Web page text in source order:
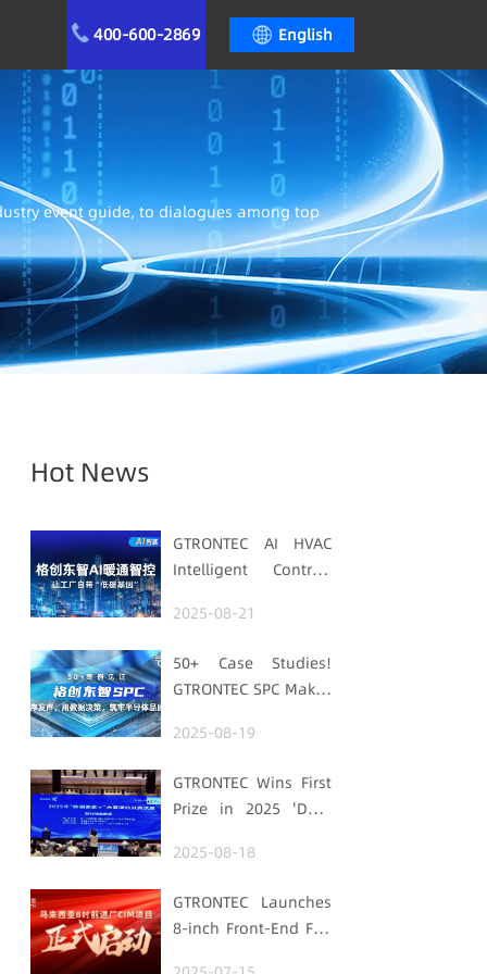
English
400-600-2869
event guide, to dialogues among top
Hot News
GTRONTEC AI HVAC
Intelligent Control:
with "Low-Carbon
2025-08-21
50+ Case Studies!
GTRONTEC SPC Makes
Uses Data for
Strengthens
Semiconductor
Quality Foundation
2025-08-19
GTRONTEC Wins First
Prize in 2025 'Data
Smart Manufacturing
2025-08-18
GTRONTEC Launches
8-inch Front-End Fab